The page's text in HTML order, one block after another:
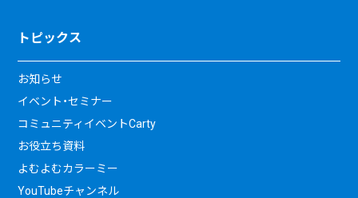
トピックス
お知らせ
イベント・セミナー
コミュニティイベントCarty
お役立ち資料
よむよむカラーミー
YouTubeチャンネル